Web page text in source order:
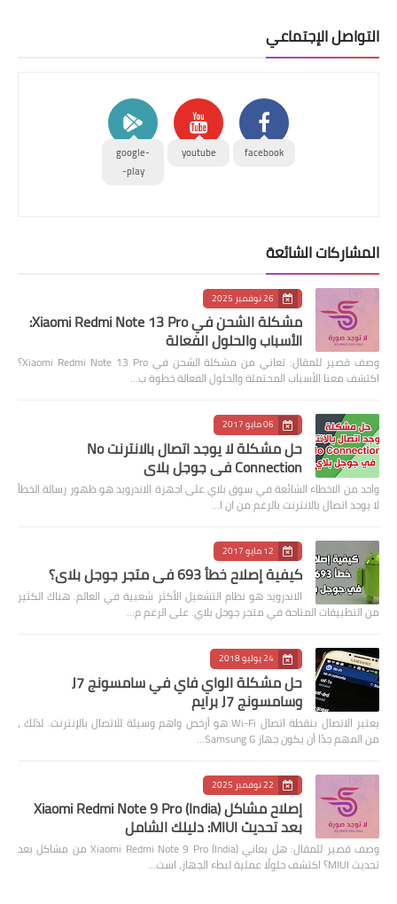
التواصل الإجتماعي
facebook
youtube
google-
play-
المشاركات الشائعة
26 نوفمبر 2025
مشكلة الشحن في Xiaomi Redmi Note 13 Pro:
الأسباب والحلول الفعالة
وصف قصير للمقال: تعاني من مشكلة الشحن في Xiaomi Redmi Note 13 Pro؟
اكتشف معنا الأسباب المحتملة والحلول الفعالة خطوة ب…
06 مايو 2017
حل مشكلة لا يوجد اتصال بالانترنت No
Connection في جوجل بلاي
واحد من الاخطاء الشائعة في سوق بلاي على اجهزة الاندرويد هو ظهور رسالة الخطأ
لا يوجد اتصال بالانترنت بالرغم من ان ا…
12 مايو 2017
كيفية إصلاح خطأ 693 في متجر جوجل بلاي؟
الاندرويد هو نظام التشغيل الأكثر شعبية في العالم. هناك الكثير
من التطبيقات المتاحة في متجر جوجل بلاي. على الرغم م…
24 يوليو 2018
حل مشكلة الواي فاي في سامسونج J7
وسامسونج J7 برايم
يعتبر الاتصال بنقطة اتصال Wi-Fi هو أرخص واهم وسيلة للاتصال بالإنترنت. لذلك ،
من المهم جدًا أن يكون جهاز Samsung G…
22 نوفمبر 2025
إصلاح مشاكل Xiaomi Redmi Note 9 Pro (India)
بعد تحديث MIUI: دليلك الشامل
وصف قصير للمقال: هل يعاني Xiaomi Redmi Note 9 Pro (India) من مشاكل بعد
تحديث MIUI؟ اكتشف حلولًا عملية لبطء الجهاز، است…